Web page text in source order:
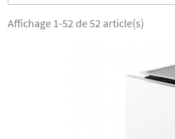
Affichage 1-52 de 52 article(s)